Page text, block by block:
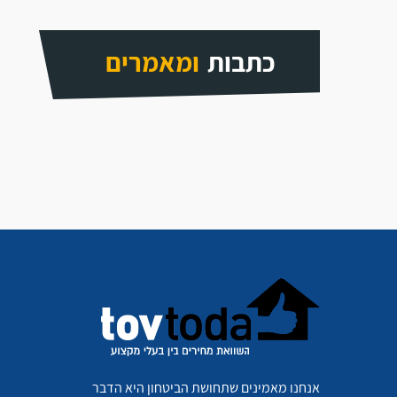
כתבות ומאמרים
אנחנו מאמינים שתחושת הביטחון היא הדבר